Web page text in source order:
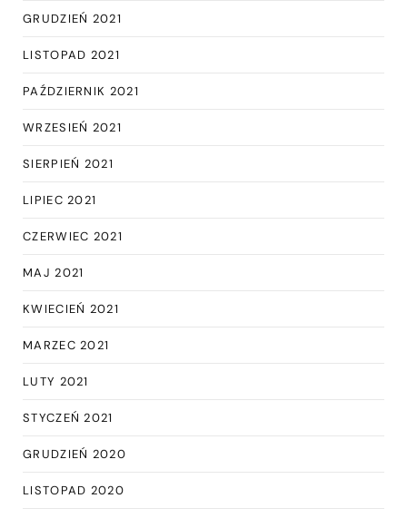
GRUDZIEŃ 2021
LISTOPAD 2021
PAŹDZIERNIK 2021
WRZESIEŃ 2021
SIERPIEŃ 2021
LIPIEC 2021
CZERWIEC 2021
MAJ 2021
KWIECIEŃ 2021
MARZEC 2021
LUTY 2021
STYCZEŃ 2021
GRUDZIEŃ 2020
LISTOPAD 2020